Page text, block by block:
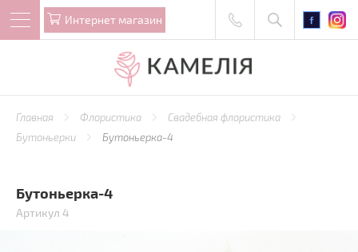
Интернет магазин
Главная Флористика
Свадебная флористика
Бутоньерки
Бутоньерка-4
Бутоньерка-4
Артикул 4